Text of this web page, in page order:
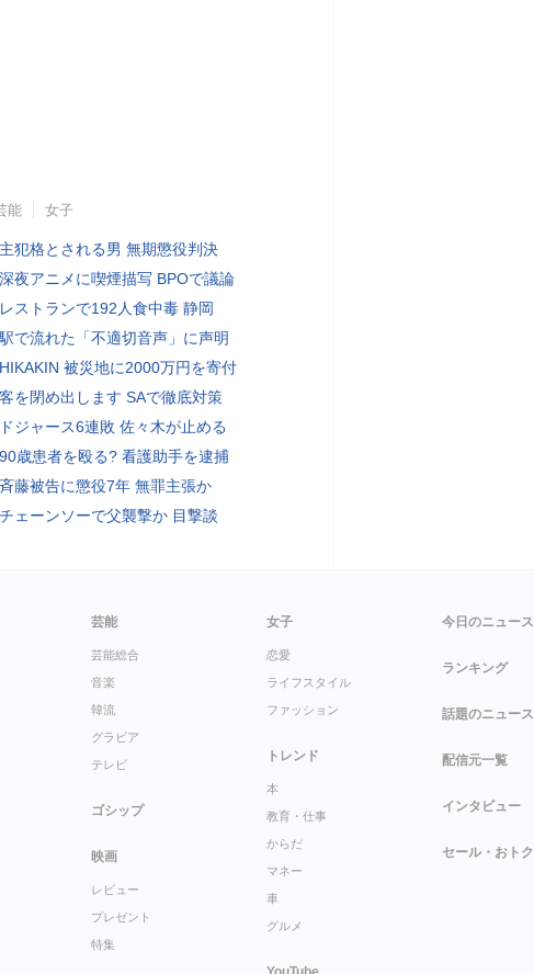
能 女子
主犯格とされる男 無期懲役判決
深夜アニメに喫煙描写 BPOで議論
レストランで192人食中毒 静岡
駅で流れた「不適切音声」に声明
HIKAKIN 被災地に2000万円を寄付
客を閉め出します SAで徹底対策
ドジャース6連敗 佐々木が止める
90歳患者を殴る? 看護助手を逮捕
斉藤被告に懲役7年 無罪主張か
チェーンソーで父襲撃か 目撃談
芸能
芸能総合
音楽
韓流
グラビア
テレビ
ゴシップ
映画
レビュー
プレゼント
特集
女子
恋愛
ライフスタイル
ファッション
トレンド
本
教育・仕事
からだ
マネー
車
グルメ
今日のニュース
ランキング
話題のニュース
配信元一覧
インタビュー
セール・おトク